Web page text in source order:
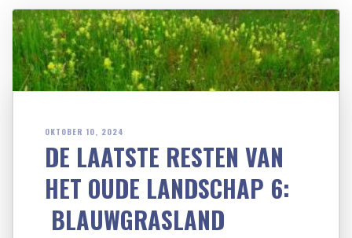
OKTOBER 10, 2024
DE LAATSTE RESTEN VAN
HET OUDE LANDSCHAP 6:
BLAUWGRASLAND